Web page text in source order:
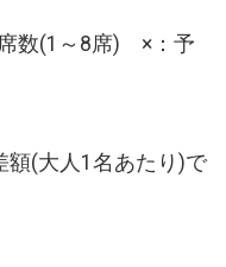
数(1～8席) ×：予
額(大人1名あたり)で